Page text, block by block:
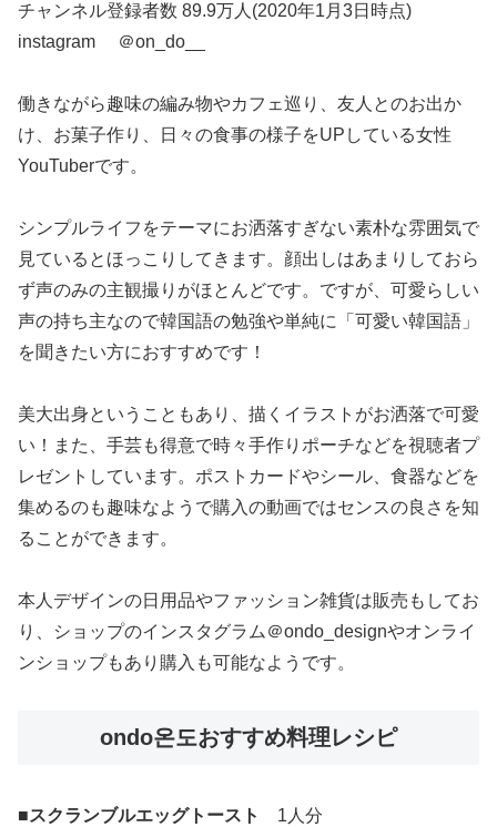
チャンネル登録者数 89.9万人(2020年1月3日時点)
instagram ＠on_do__
働きながら趣味の編み物やカフェ巡り、友人とのお出か
け、お菓子作り、日々の食事の様子をUPしている女性
YouTuberです。
シンプルライフをテーマにお洒落すぎない素朴な雰囲気で
見ているとほっこりしてきます。顔出しはあまりしておら
ず声のみの主観撮りがほとんどです。ですが、可愛らしい
声の持ち主なので韓国語の勉強や単純に「可愛い韓国語」
を聞きたい方におすすめです！
美大出身ということもあり、描くイラストがお洒落で可愛
い！また、手芸も得意で時々手作りポーチなどを視聴者プ
レゼントしています。ポストカードやシール、食器などを
集めるのも趣味なようで購入の動画ではセンスの良さを知
ることができます。
本人デザインの日用品やファッション雑貨は販売もしてお
り、ショップのインスタグラム＠ondo_designやオンライ
ンショップもあり購入も可能なようです。
ondo온도おすすめ料理レシピ
■スクランブルエッグトースト
1人分